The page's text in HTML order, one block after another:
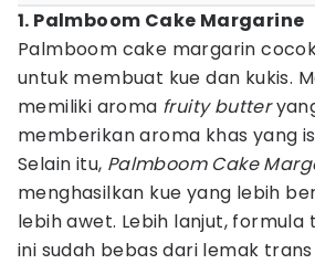
1. Palmboom Cake Margarine
Palmboom cake margarin
untuk membuat kue dan kukis.
memiliki aroma fruity butter
memberikan aroma khas yang
Selain itu, Palmboom Cake
menghasilkan kue yang lebih
lebih awet. Lebih lanjut,
ini sudah bebas dari lemak